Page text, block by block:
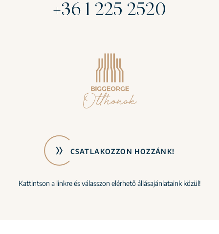
+36 1 225 2520
CSATLAKOZZON HOZZÁNK!
Kattintson a linkre és válasszon elérhető állásajánlataink közül!